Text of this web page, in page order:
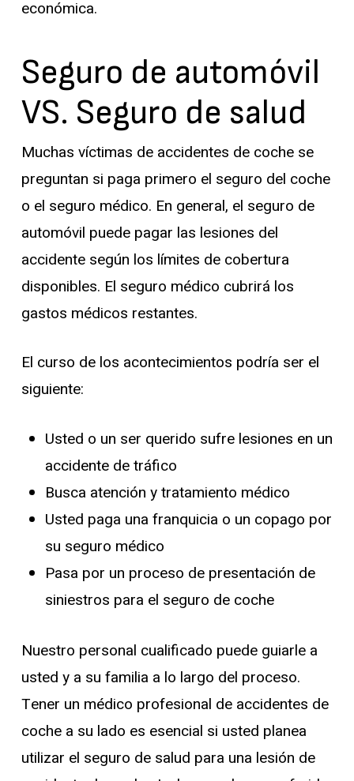
económica.
Seguro de automóvil
VS. Seguro de salud
Muchas víctimas de accidentes de coche se
preguntan si paga primero el seguro del coche
o el seguro médico. En general, el seguro de
automóvil puede pagar las lesiones del
accidente según los límites de cobertura
disponibles. El seguro médico cubrirá los
gastos médicos restantes.
El curso de los acontecimientos podría ser el
siguiente:
Usted o un ser querido sufre lesiones en un
accidente de tráfico
Busca atención y tratamiento médico
Usted paga una franquicia o un copago por
su seguro médico
Pasa por un proceso de presentación de
siniestros para el seguro de coche
Nuestro personal cualificado puede guiarle a
usted y a su familia a lo largo del proceso.
Tener un médico profesional de accidentes de
coche a su lado es esencial si usted planea
utilizar el seguro de salud para una lesión de